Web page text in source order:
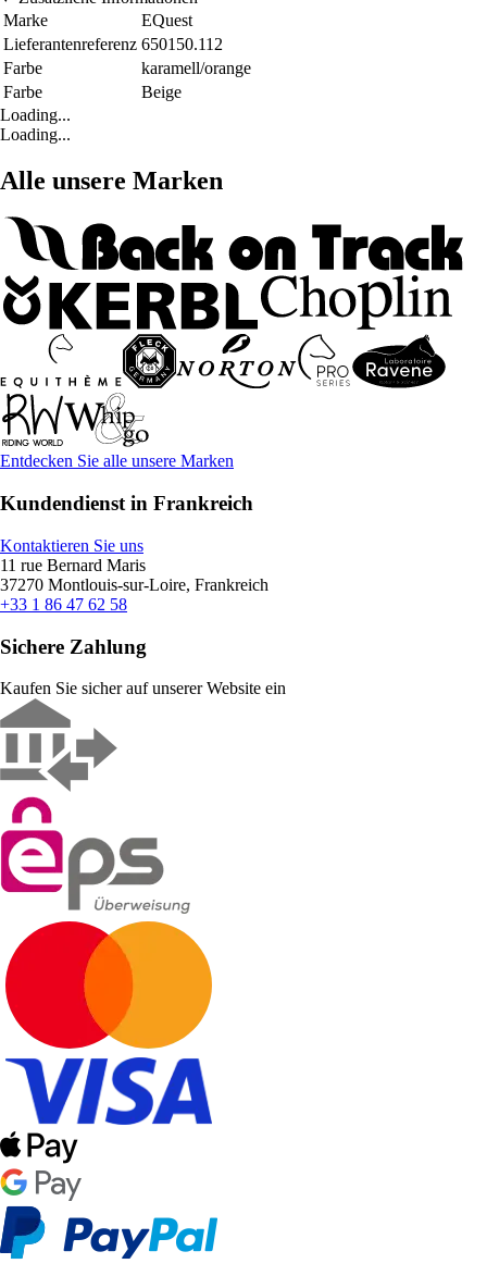
Marke
EQuest
Lieferantenreferenz 650150.112
Farbe
karamell/orange
Farbe
Beige
Loading...
Loading...
Alle unsere Marken
Entdecken Sie alle unsere Marken
Kundendienst in Frankreich
Kontaktieren Sie uns
11 rue Bernard Maris
37270 Montlouis-sur-Loire, Frankreich
+33 1 86 47 62 58
Sichere Zahlung
Kaufen Sie sicher auf unserer Website ein